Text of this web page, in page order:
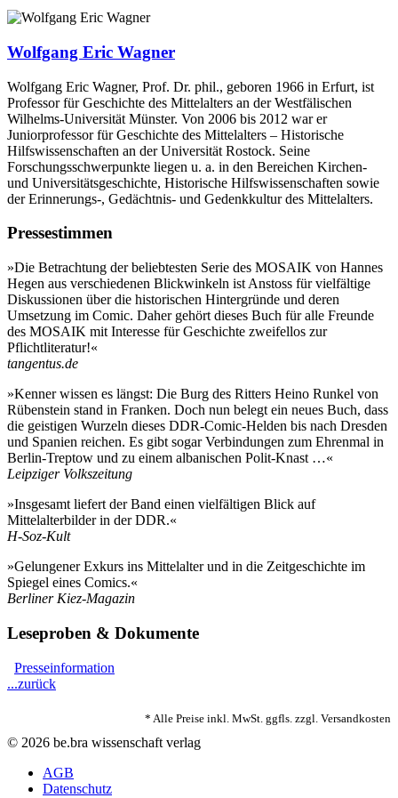
Wolfgang Eric Wagner
Wolfgang Eric Wagner, Prof. Dr. phil., geboren 1966 in Erfurt, ist
Professor für Geschichte des Mittelalters an der Westfälischen
Wilhelms-Universität Münster. Von 2006 bis 2012 war er
Juniorprofessor für Geschichte des Mittelalters – Historische
Hilfswissenschaften an der Universität Rostock. Seine
Forschungsschwerpunkte liegen u. a. in den Bereichen Kirchen-
und Universitätsgeschichte, Historische Hilfswissenschaften sowie
der Erinnerungs-, Gedächtnis- und Gedenkkultur des Mittelalters.
Pressestimmen
»Die Betrachtung der beliebtesten Serie des MOSAIK von Hannes
Hegen aus verschiedenen Blickwinkeln ist Anstoss für vielfältige
Diskussionen über die historischen Hintergründe und deren
Umsetzung im Comic. Daher gehört dieses Buch für alle Freunde
des MOSAIK mit Interesse für Geschichte zweifellos zur
Pflichtliteratur!«
tangentus.de
»Kenner wissen es längst: Die Burg des Ritters Heino Runkel von
Rübenstein stand in Franken. Doch nun belegt ein neues Buch, dass
die geistigen Wurzeln dieses DDR-Comic-Helden bis nach Dresden
und Spanien reichen. Es gibt sogar Verbindungen zum Ehrenmal in
Berlin-Treptow und zu einem albanischen Polit-Knast …«
Leipziger Volkszeitung
»Insgesamt liefert der Band einen vielfältigen Blick auf
Mittelalterbilder in der DDR.«
H-Soz-Kult
»Gelungener Exkurs ins Mittelalter und in die Zeitgeschichte im
Spiegel eines Comics.«
Berliner Kiez-Magazin
Leseproben & Dokumente
Presseinformation
...zurück
* Alle Preise inkl. MwSt. ggfls. zzgl. Versandkosten
© 2026 be.bra wissenschaft verlag
AGB
Datenschutz